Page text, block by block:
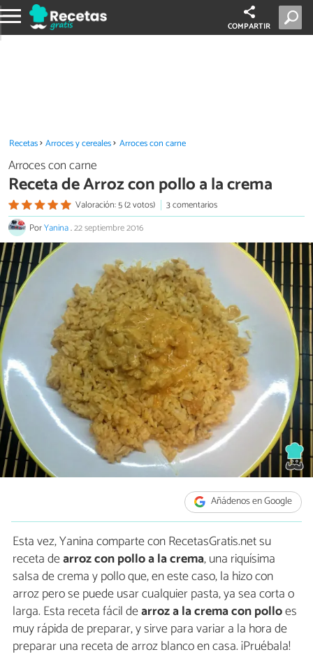
COMPARTIR
Recetas Arroces y cereales Arroces con carne
Arroces con carne
Receta de Arroz con pollo a la crema
Valoración: 5 (2 votos)
3 comentarios
PorYanina.22 septiembre 2016
Añádenos en Google
Esta vez, Yanina comparte con RecetasGratis.net su
receta dearroz con pollo a la crema, una riquísima
salsa de crema y pollo que, en este caso, la hizo con
arroz pero se puede usar cualquier pasta, ya sea corta o
larga. Esta receta fácil dearroz a la crema con polloes
muy rápida de preparar, y sirve para variar a la hora de
preparar una receta de arroz blanco en casa. ¡Pruébala!